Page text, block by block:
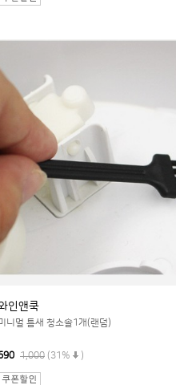
인앤쿡
니멀 틈새 청소솔1개(랜덤)
1,000 (31% )